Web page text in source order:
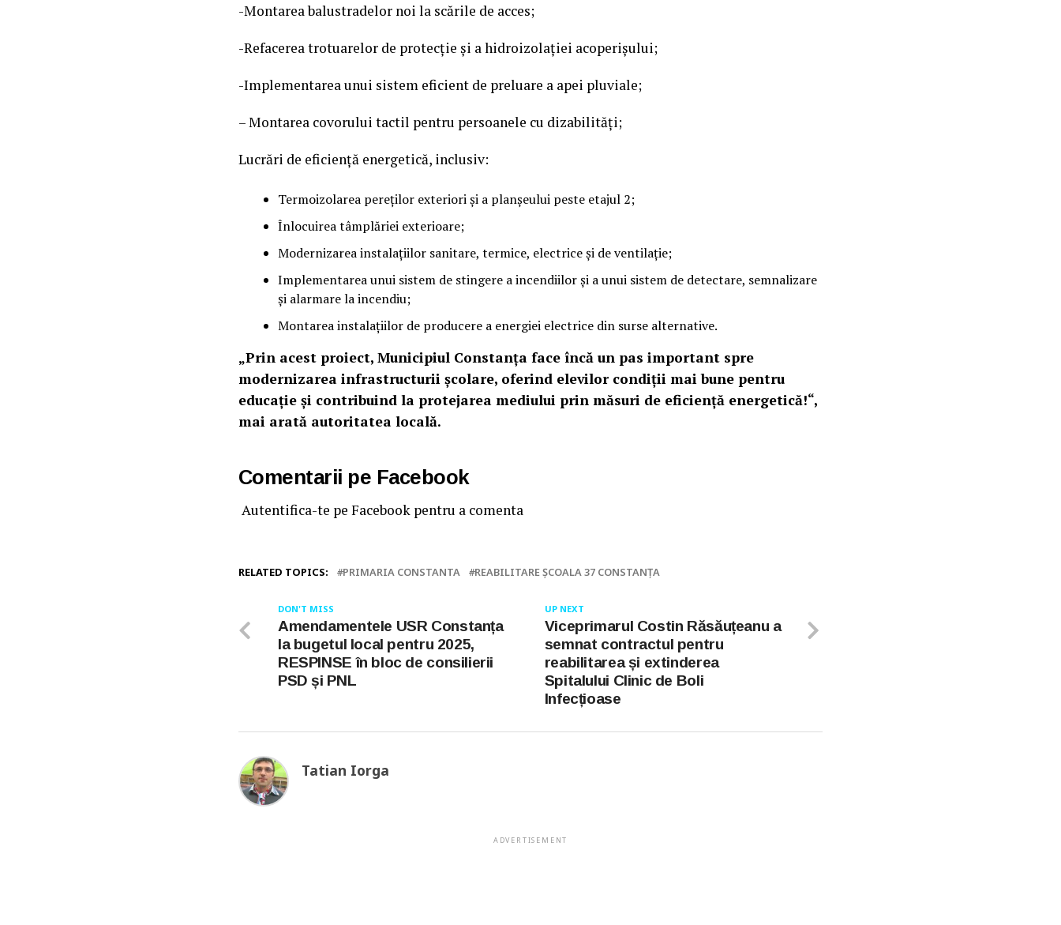
-Montarea balustradelor noi la scările de acces;
-Refacerea trotuarelor de protecție și a hidroizolației acoperișului;
-Implementarea unui sistem eficient de preluare a apei pluviale;
– Montarea covorului tactil pentru persoanele cu dizabilități;
Lucrări de eficiență energetică, inclusiv:
Termoizolarea pereților exteriori și a planșeului peste etajul 2;
Înlocuirea tâmplăriei exterioare;
Modernizarea instalațiilor sanitare, termice, electrice și de ventilație;
Implementarea unui sistem de stingere a incendiilor și a unui sistem de detectare, semnalizare
și alarmare la incendiu;
Montarea instalațiilor de producere a energiei electrice din surse alternative.
„Prin acest proiect, Municipiul Constanța face încă un pas important spre
modernizarea infrastructurii școlare, oferind elevilor condiții mai bune pentru
educație și contribuind la protejarea mediului prin măsuri de eficiență energetică!“,
mai arată autoritatea locală.
Comentarii pe Facebook
Autentifica-te pe Facebook pentru a comenta
RELATED TOPICS: PRIMARIA CONSTANTA REABILITARE ȘCOALA 37 CONSTANȚA
UP NEXT
Viceprimarul Costin Răsăuțeanu a
semnat contractul pentru
reabilitarea și extinderea
Spitalului Clinic de Boli
Infecțioase
DON'T MISS
Amendamentele USR Constanța
la bugetul local pentru 2025,
RESPINSE în bloc de consilierii
PSD și PNL
Tatian Iorga
ADVERTISEMENT